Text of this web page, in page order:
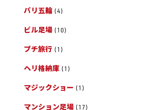
パリ五輪 (4)
ビル足場 (10)
プチ旅行 (1)
ヘリ格納庫 (1)
マジックショー (1)
マンション足場 (17)